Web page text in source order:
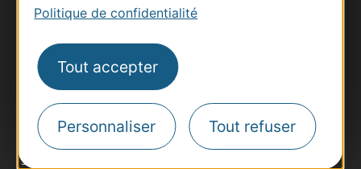
Politique de confidentialité
Tout accepter
Personnaliser Tout refuser
Business/Mice
Site presse et d'influence
Voyagistes
Destination Sport
Inscrivez-vous à la lettre d'information
Destination Occitanie pour recevoir des
suggestions de séjours, de visites et de sorties.